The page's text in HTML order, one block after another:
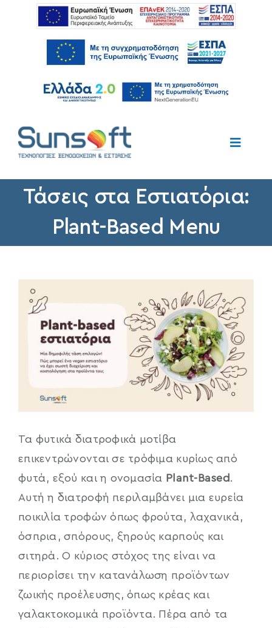
Μετάβαση
περιεχόμενο
Toggle
Αρχική
Η Εταιρεία
Ξενοδοχεία
Integrations
Πελάτες
Επικοινωνία
Τάσεις στα Εστιατόρια:
Plant-Based Menu
Προβολή
μεγαλύτερης
εικόνας
Τα φυτικά διατροφικά μοτίβα
επικεντρώνονται σε τρόφιμα κυρίως από
φυτά, εξού και η ονομασία Plant-Based .
Αυτή η διατροφή περιλαμβάνει μια ευρεία
ποικιλία τροφών όπως φρούτα, λαχανικά,
όσπρια, σπόρους, ξηρούς καρπούς και
σιτηρά. Ο κύριος στόχος της είναι να
περιορίσει την κατανάλωση προϊόντων
ζωικής προέλευσης, όπως κρέας και
γαλακτοκομικά προϊόντα. Πέρα από τα